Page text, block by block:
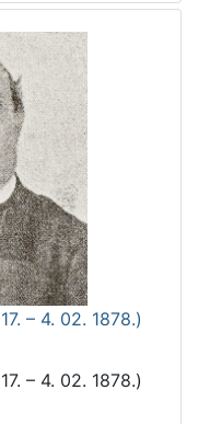
– 4. 02. 1878.)
– 4. 02. 1878.)